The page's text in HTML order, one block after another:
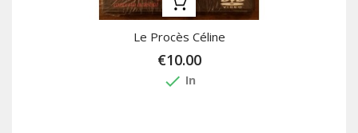
Le Procès Céline
€10.00
done In